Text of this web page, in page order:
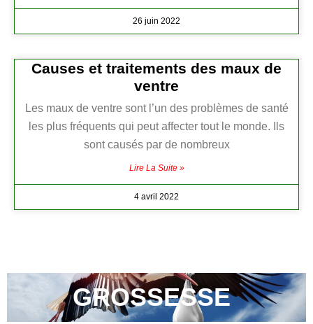
26 juin 2022
Causes et traitements des maux de
ventre
Les maux de ventre sont l’un des problèmes de santé
les plus fréquents qui peut affecter tout le monde. Ils
sont causés par de nombreux
Lire La Suite »
4 avril 2022
GROSSESSE